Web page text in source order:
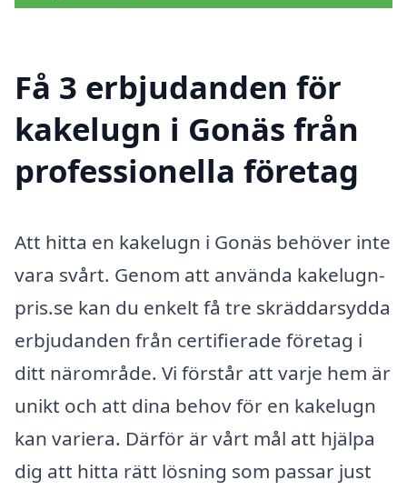
Få 3 erbjudanden för
kakelugn i Gonäs från
professionella företag
Att hitta en kakelugn i Gonäs behöver inte
vara svårt. Genom att använda kakelugn-
pris.se kan du enkelt få tre skräddarsydda
erbjudanden från certifierade företag i
ditt närområde. Vi förstår att varje hem är
unikt och att dina behov för en kakelugn
kan variera. Därför är vårt mål att hjälpa
dig att hitta rätt lösning som passar just